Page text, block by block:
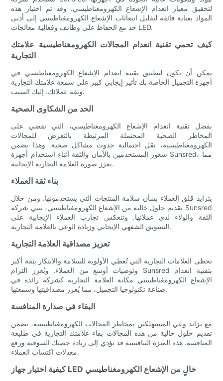
لتحقيق معيار انعدام الإشعاع الكهرومغناطيسي. وقد تم اختيار هذه
المواد بعناية فائقة لتقليل انبعاثات الإشعاع الكهرومغناطيسي إلى أدنى
حد مع الحفاظ على وظائف وفعالية معالجات LED.
كيف تحمي تقنية انعدام المجالات الكهرومغناطيسية علامتك
التجارية
يمكن أن يكون لتطبيق تقنية انعدام الإشعاع الكهرومغناطيسي في
أجهزة التجميل الخاصة بك تأثير إيجابي كبير على سمعة علامتك التجارية
وثقة عملائك. إليك السبب:
الحد من الشكاوى الصحية
بفضل تقنية انعدام الإشعاع الكهرومغناطيسي، التي تقضي على
المخاطر الصحية المحتملة المرتبطة بالتعرض للمجالات
الكهرومغناطيسية، تقل احتمالية حدوث مشاكل صحية. وهذا يضمن
شعور المستخدمين بالأمان والثقة أثناء استخدام أجهزة Sunsred، مما
يعزز صورة العلامة التجارية الإيجابية.
بناء ثقة العملاء
يتزايد قلق العملاء بشأن سلامة المنتجات التي يستخدمونها. ومن خلال
تقديم حلول خالية من الإشعاع الكهرومغناطيسي، تبني شركة Sunsred
الثقة والولاء لدى عملائها. وتنعكس تجارب العملاء الإيجابية على
التسويق الشفهي الإيجابي وزيادة الوعي بالعلامة التجارية.
تعزيز مصداقية العلامة التجارية
تحظى العلامات التجارية التي تُعطي الأولوية للسلامة والابتكار بثقة أكبر
وتوصيات أوسع من العملاء. ويُعزز التزام Sunsred بتقنية انعدام
الإشعاع الكهرومغناطيسي مكانة العلامة التجارية كشركة رائدة في
صناعة تكنولوجيا التجميل، مما يُعزز مصداقيتها وسمعتها.
البقاء في صدارة المنافسة
مع تزايد وعي المستهلكين بمخاطر المجالات الكهرومغناطيسية، يضمن
تقديم حلول خالية من هذه المجالات بقاء علامتك التجارية في طليعة
المنافسة. هذه الميزة التنافسية قد تؤدي إلى زيادة حصتك السوقية ورفع
معدلات اكتساب العملاء.
كيفية اختيار جهاز LED خالٍ من الإشعاع الكهرومغناطيسي